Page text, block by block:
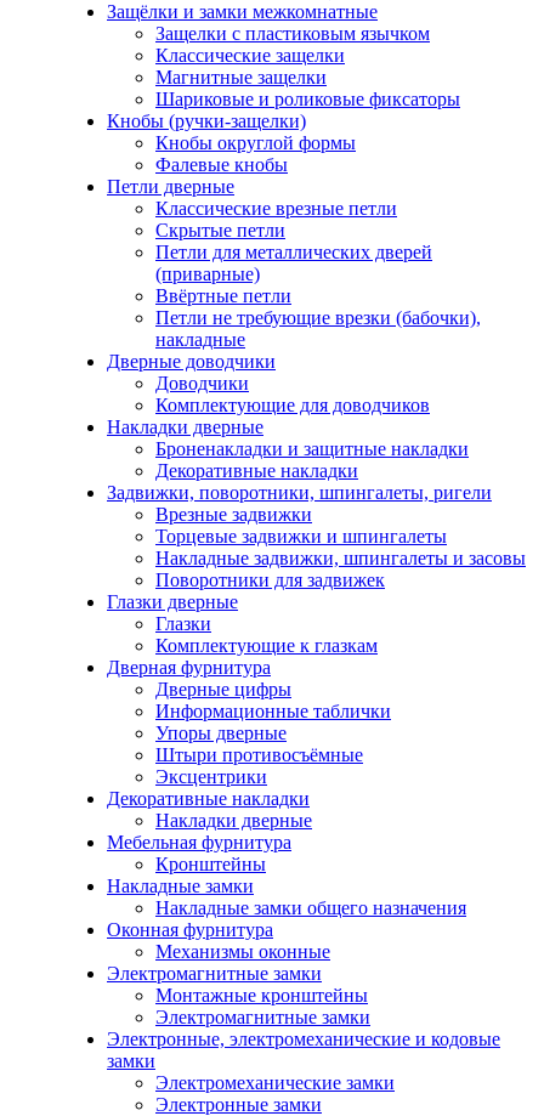
Защёлки и замки межкомнатные
Защелки с пластиковым язычком
Классические защелки
Магнитные защелки
Шариковые и роликовые фиксаторы
Кнобы (ручки-защелки)
Кнобы округлой формы
Фалевые кнобы
Петли дверные
Классические врезные петли
Скрытые петли
Петли для металлических дверей
(приварные)
Ввёртные петли
Петли не требующие врезки (бабочки),
накладные
Дверные доводчики
Доводчики
Комплектующие для доводчиков
Накладки дверные
Броненакладки и защитные накладки
Декоративные накладки
Задвижки, поворотники, шпингалеты, ригели
Врезные задвижки
Торцевые задвижки и шпингалеты
Накладные задвижки, шпингалеты и засовы
Поворотники для задвижек
Глазки дверные
Глазки
Комплектующие к глазкам
Дверная фурнитура
Дверные цифры
Информационные таблички
Упоры дверные
Штыри противосъёмные
Эксцентрики
Декоративные накладки
Накладки дверные
Мебельная фурнитура
Кронштейны
Накладные замки
Накладные замки общего назначения
Оконная фурнитура
Механизмы оконные
Электромагнитные замки
Монтажные кронштейны
Электромагнитные замки
Электронные, электромеханические и кодовые
замки
Электромеханические замки
Электронные замки